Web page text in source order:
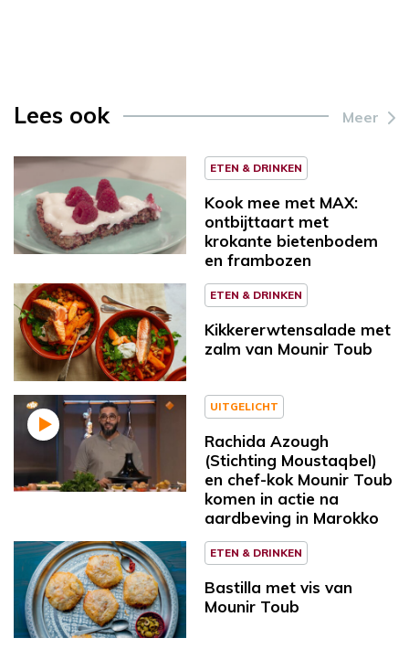
Lees ook Meer
ETEN & DRINKEN
Kook mee met MAX:
ontbijttaart met
krokante bietenbodem
en frambozen
ETEN & DRINKEN
Kikkererwtensalade met
zalm van Mounir Toub
UITGELICHT
Rachida Azough
(Stichting Moustaqbel)
en chef-kok Mounir Toub
komen in actie na
aardbeving in Marokko
ETEN & DRINKEN
Bastilla met vis van
Mounir Toub